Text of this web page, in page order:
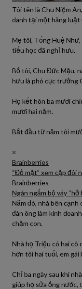
Tôi tên là Chu Niệm
danh tại một hãng luật
Mẹ tôi, Tống Huệ Như,
tiểu học đã nghỉ hưu.
Bố tôi, Chu Đức Mậu,
hưu là phó cục trưởng
Họ kết hôn ba mươi
mươi hai năm.
Bắt đầu từ năm tôi
×
Brainberries
“Đỏ mặt” xem cặp đôi
Brainberries
Ngán ngẩm bộ váy
Năm đó, nhà bên
đàn ông làm kinh
chăm con.
Nhà họ Triệu có hai cô
hơn tôi hai tuổi, em gái
Chỉ ba ngày sau khi
giúp họ sửa ống nước,